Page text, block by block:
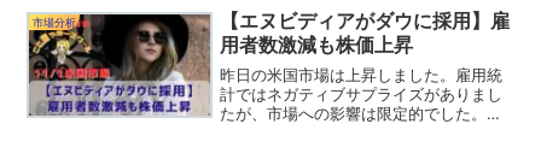
乱するのかと思いましたが、市場は思い
の他冷静に...
市場分析
【エヌビディアがダウに採用】雇
用者数激減も株価上昇
昨日の米国市場は上昇しました。雇用統
計ではネガティブサプライズがありまし
たが、市場への影響は限定的でした。大